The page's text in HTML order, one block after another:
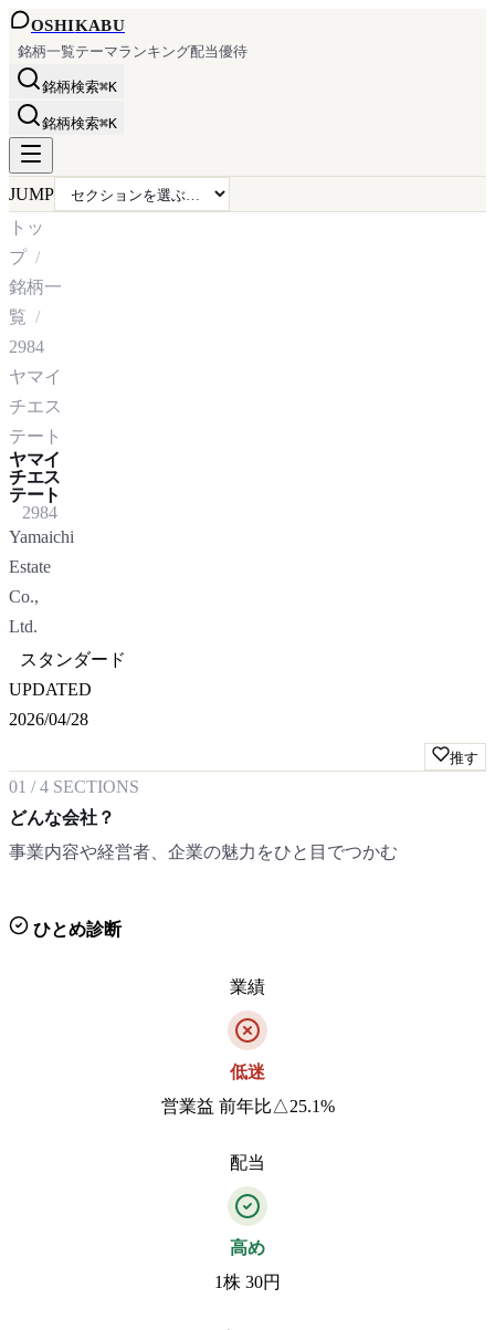
OSHIKABU
銘柄一覧テーマランキング配当優待
銘柄検索⌘K
銘柄検索⌘K
JUMP
トッ
プ
銘柄一
覧
2984
ヤマイ
チエス
テート
ヤマイ
チエス
テート
2984
Yamaichi
Estate
Co.,
Ltd.
スタンダード
UPDATED
2026/04/28
推す
01 /4 SECTIONS
どんな会社？
事業内容や経営者、企業の魅力をひと目でつかむ
ひとめ診断
業績
低迷
営業益 前年比△25.1%
配当
高め
1株 30円